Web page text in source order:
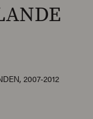
, 2007-2012